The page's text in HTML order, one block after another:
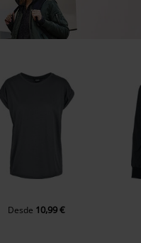
Desde 10,99 €